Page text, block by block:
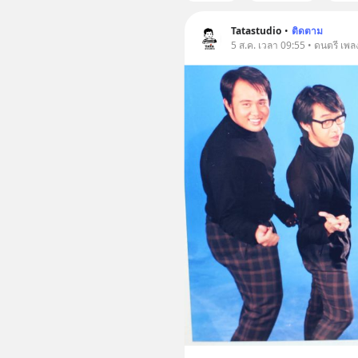
Tatastudio • ติดตาม
5 ส.ค. เวลา 09:55 • ดนตรี เพล